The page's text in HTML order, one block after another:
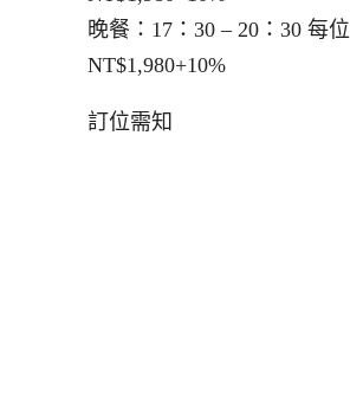
晚餐：17：30 – 20：30 每位
NT$1,980+10%
訂位需知